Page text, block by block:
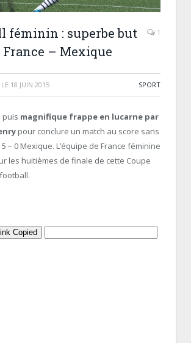
féminin : superbe but
– Mexique
1
LE 18 JUIN 2015 SPORT
puis magnifique frappe en lucarne par
pour conclure un match au score sans
– 0 Mexique. L’équipe de France féminine
les huitièmes de finale de cette Coupe